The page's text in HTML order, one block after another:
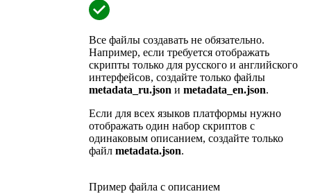
Все файлы создавать не обязательно.
Например, если требуется отображать
скрипты только для русского и английского
интерфейсов, создайте только файлы
metadata_ru.json и metadata_en.json.
Если для всех языков платформы нужно
отображать один набор скриптов с
одинаковым описанием, создайте только
файл metadata.json.
Пример файла с описанием